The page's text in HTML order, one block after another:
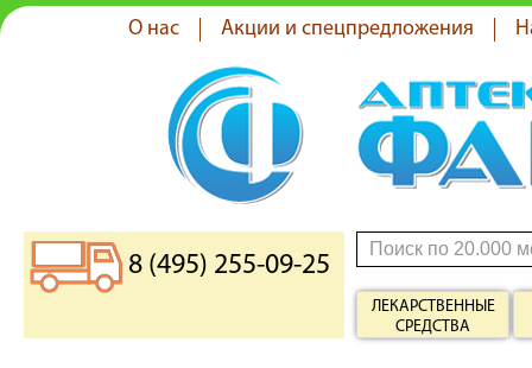
О нас Акции и спецпредложения
8 (495) 255-09-25
ЛЕКАРСТВЕННЫЕ
СРЕДСТВА